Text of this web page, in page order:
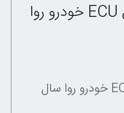
نقشه الکتریکال ECU خودرو روا
نقشه الکتریکال ECU خودرو روا سال